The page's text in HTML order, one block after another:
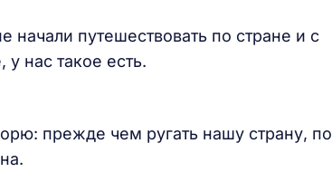
начали путешествовать по стране и с
нас такое есть.
прежде чем ругать нашу страну,